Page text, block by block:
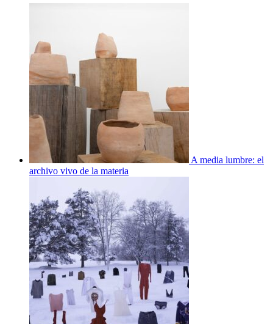
A media lumbre: el
archivo vivo de la materia